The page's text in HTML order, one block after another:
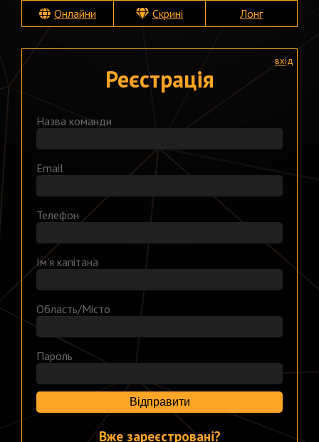
Онлайни Скрині Лонг
Реєстрація
Назва команди
Email
Телефон
Ім'я капітана
Область/Місто
Пароль
Відправити
Вже зареєстровані?
вхід